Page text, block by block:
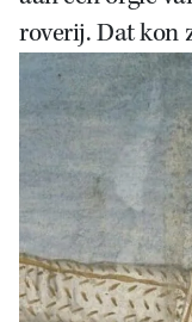
roverij. Dat kon